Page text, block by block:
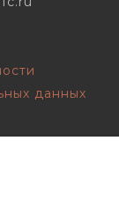
данных